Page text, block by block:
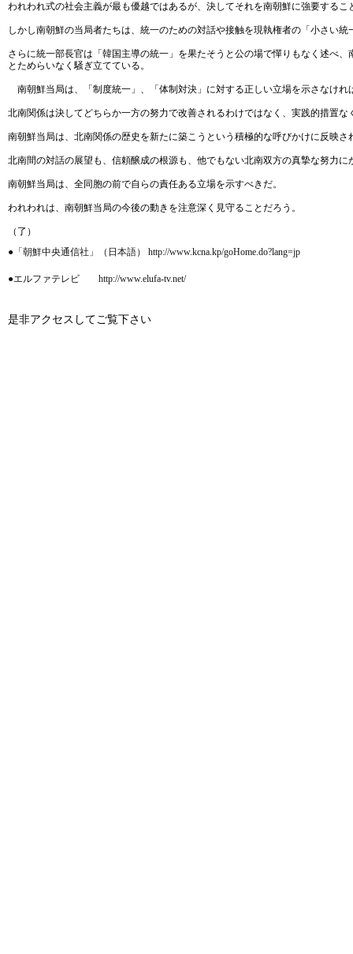
われわれ式の社会主義が最も優越ではあるが、決してそれを南朝鮮に強要する
しかし南朝鮮の当局者たちは、統一のための対話や接触を現執権者の「小さい
さらに統一部長官は「韓国主導の統一」を果たそうと公の場で憚りもなく述べ
とためらいなく騒ぎ立てている。
南朝鮮当局は、「制度統一」、「体制対決」に対する正しい立場を示さなけれ
北南関係は決してどちらか一方の努力で改善されるわけではなく、実践的措置
南朝鮮当局は、北南関係の歴史を新たに築こうという積極的な呼びかけに反映
北南間の対話の展望も、信頼醸成の根源も、他でもない北南双方の真摯な努力に
南朝鮮当局は、全同胞の前で自らの責任ある立場を示すべきだ。
われわれは、南朝鮮当局の今後の動きを注意深く見守ることだろう。
（了）
●「朝鮮中央通信社」（日本語） http://www.kcna.kp/goHome.do?lang=jp
●エルファテレビ http://www.elufa-tv.net/
是非アクセスしてご覧下さい